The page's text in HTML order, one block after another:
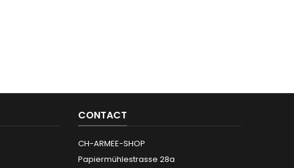
CONTACT
CH-ARMEE-SHOP
Papiermühlestrasse 28a